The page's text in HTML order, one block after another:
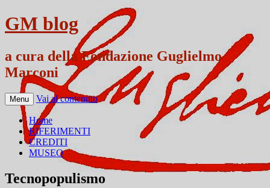
GM blog
a cura della Fondazione Guglielmo
Marconi
Menu Vai al contenuto
Home
RIFERIMENTI
CREDITI
MUSEO
Tecnopopulismo